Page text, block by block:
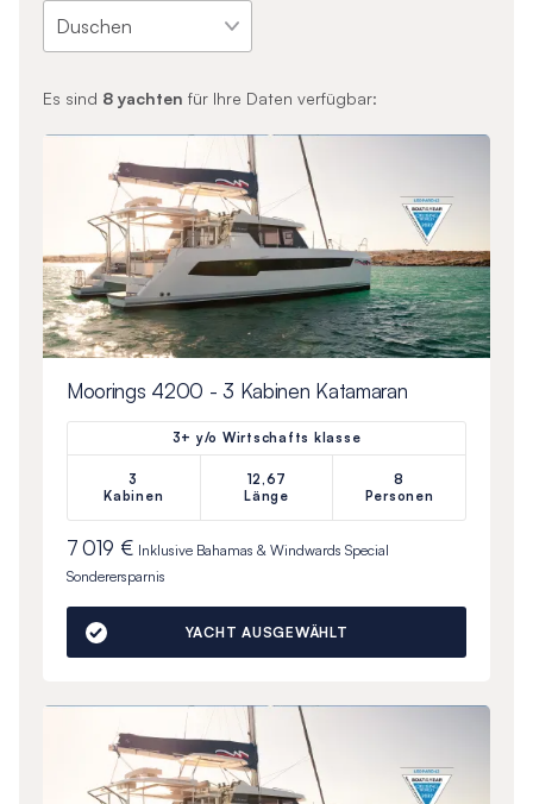
Es sind 8yachten für Ihre Daten verfügbar:
Moorings 4200 - 3 Kabinen Katamaran
3+ y/o Wirtschafts klasse
3
Kabinen
12,67
Länge
8
Personen
7 019 € Inklusive Bahamas & Windwards Special
Sonderersparnis
YACHT AUSGEWÄHLT